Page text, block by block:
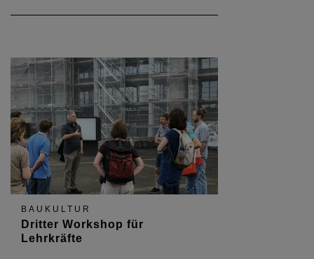
BAUKULTUR
Dritter Workshop für
Lehrkräfte